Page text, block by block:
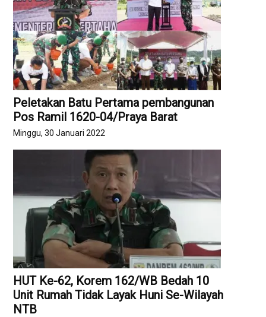
Peletakan Batu Pertama pembangunan
Pos Ramil 1620-04/Praya Barat
Minggu, 30 Januari 2022
HUT Ke-62, Korem 162/WB Bedah 10
Unit Rumah Tidak Layak Huni Se-Wilayah
NTB